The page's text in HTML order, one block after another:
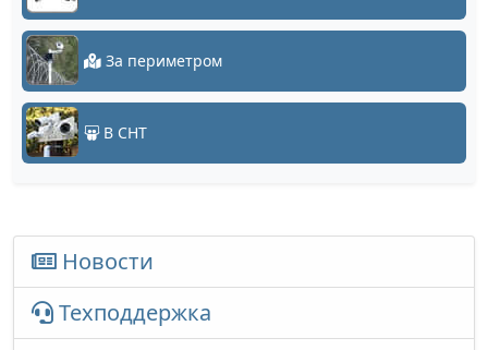
За периметром
В СНТ
Новости
Техподдержка